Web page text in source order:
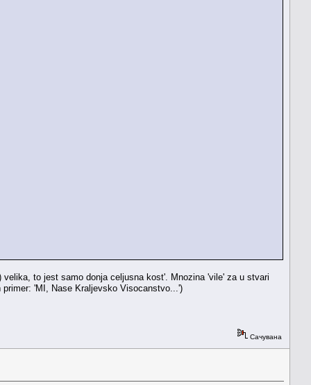
to jest samo donja celjusna kost'. Mnozina 'vile' za u stvari
'MI, Nase Kraljevsko Visocanstvo...')
Сачувана